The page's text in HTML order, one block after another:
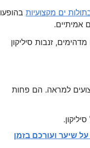
ים מקצועיות
אמיתיים.
זנבות סיליקון
למראה. הם פחות
על שיער ועורכם בזמן